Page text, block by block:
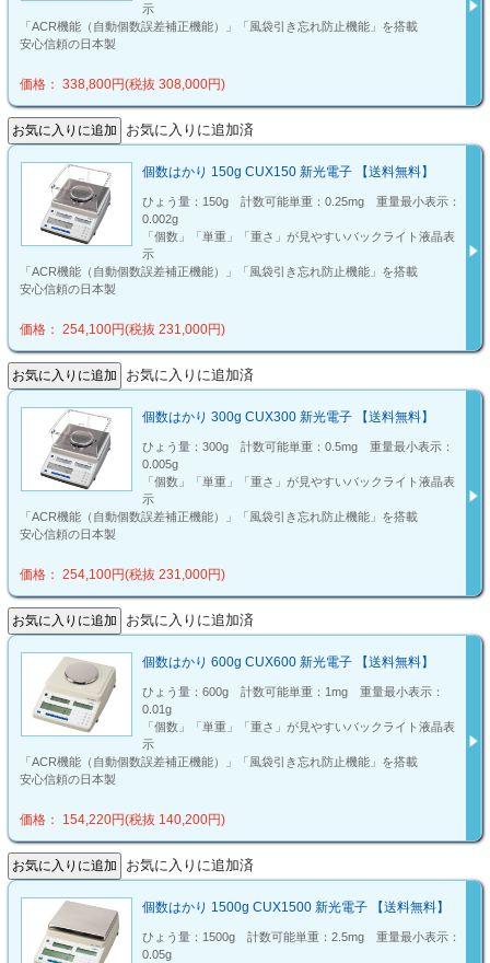
示
「ACR機能（自動個数誤差補正機能）」「風袋引き忘れ防止機能」を搭載
安心信頼の日本製
価格： 338,800円(税抜 308,000円)
お気に入りに追加済
個数はかり 150g CUX150 新光電子 【送料無料】
ひょう量：150g 計数可能単重：0.25mg 重量最小表示：
0.002g
「個数」「単重」「重さ」が見やすいバックライト液晶表
示
「ACR機能（自動個数誤差補正機能）」「風袋引き忘れ防止機能」を搭載
安心信頼の日本製
価格： 254,100円(税抜 231,000円)
お気に入りに追加済
個数はかり 300g CUX300 新光電子 【送料無料】
ひょう量：300g 計数可能単重：0.5mg 重量最小表示：
0.005g
「個数」「単重」「重さ」が見やすいバックライト液晶表
示
「ACR機能（自動個数誤差補正機能）」「風袋引き忘れ防止機能」を搭載
安心信頼の日本製
価格： 254,100円(税抜 231,000円)
お気に入りに追加済
個数はかり 600g CUX600 新光電子 【送料無料】
ひょう量：600g 計数可能単重：1mg 重量最小表示：
0.01g
「個数」「単重」「重さ」が見やすいバックライト液晶表
示
「ACR機能（自動個数誤差補正機能）」「風袋引き忘れ防止機能」を搭載
安心信頼の日本製
価格： 154,220円(税抜 140,200円)
お気に入りに追加済
個数はかり 1500g CUX1500 新光電子 【送料無料】
ひょう量：1500g 計数可能単重：2.5mg 重量最小表示：
0.05g